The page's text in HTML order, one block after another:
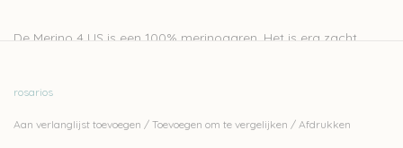
De Merino 4 US is een 100% merinogaren. Het is erg zacht,
rosarios
Aan verlanglijst toevoegen / Toevoegen om te vergelijken / Afdrukken